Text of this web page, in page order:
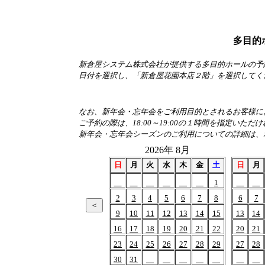
多目的
新倉屋システム株式会社が提供する多目的ホールの
日付を選択し、「新倉屋花園本店２階」を選択して
なお、新年会・忘年会をご利用目的とされるお客様
ご予約の際は、18:00～19:00の１時間を指定いただ
新年会・忘年会シーズンのご利用についての詳細は
2026年 8月
日 月 火 水 木 金
土
1
2
3 4 5 6 7
8
9
10 11 12 13 14
15
16
17 18 19 20 21
22
23
24 25 26 27 28
29
30
31
日 月
6
7
13
14
20
21
27
28